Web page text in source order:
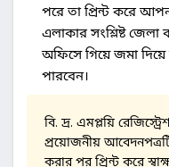
পরে তা প্রিন্ট করে
এলাকার সংশ্লিষ্ট
অফিসে গিয়ে জমা দিয়ে
পারবেন।
বি. দ্র. এমপ্লয়ি
প্রয়োজনীয়
করার পর প্রিন্ট করে